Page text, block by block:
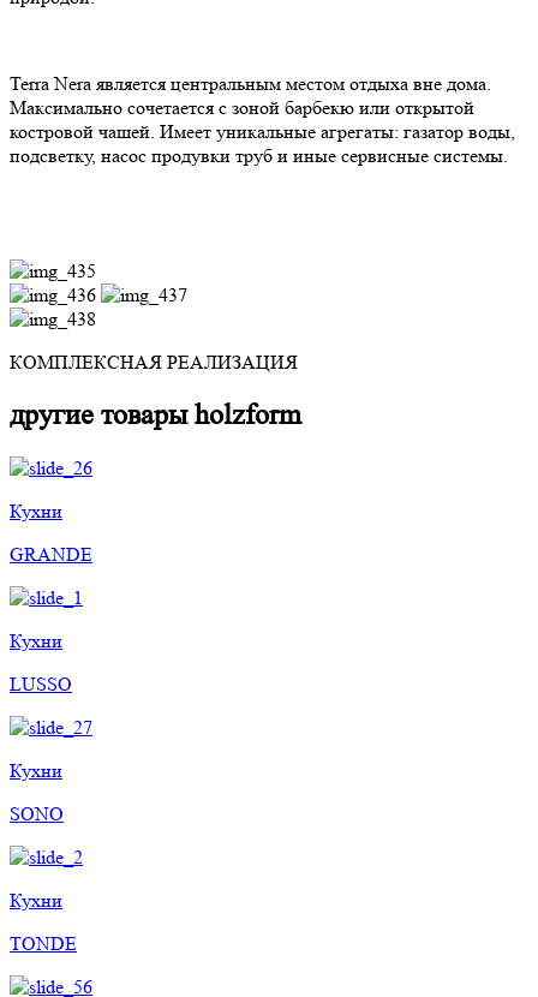
Terra Nera является центральным местом отдыха вне дома.
Максимально сочетается с зоной барбекю или открытой
костровой чашей. Имеет уникальные агрегаты: газатор воды,
подсветку, насос продувки труб и иные сервисные системы.
КОМПЛЕКСНАЯ РЕАЛИЗАЦИЯ
другие товары holzform
Кухни
GRANDE
Кухни
LUSSO
Кухни
SONO
Кухни
TONDE